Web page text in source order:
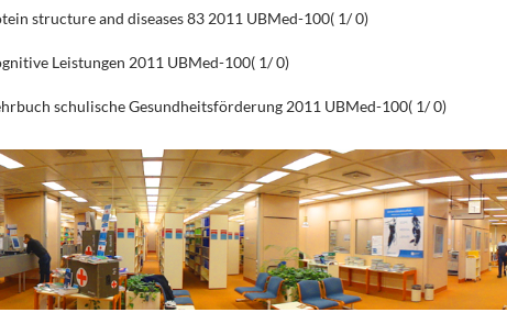
structure and diseases 83 2011 UBMed-100( 1/ 0)
Leistungen 2011 UBMed-100( 1/ 0)
schulische Gesundheitsförderung 2011 UBMed-100( 1/ 0)